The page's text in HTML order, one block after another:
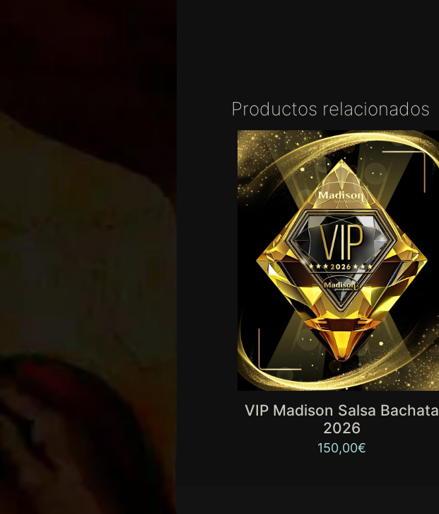
Productos relacionados
VIP Madison Salsa Bachata
2026
150,00€